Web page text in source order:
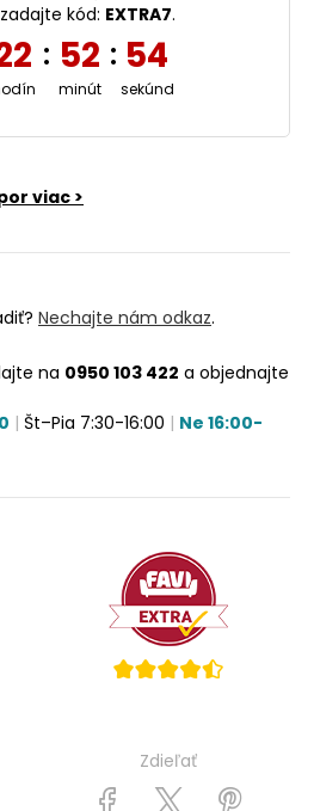
zadajte kód: EXTRA7.
: 52
minút
: 53
sekúnd
viac >
Nechajte nám odkaz.
na 0950 103 422 a objednajte
| Št–Pia 7:30-16:00 | Ne 16:00-
Zdieľať